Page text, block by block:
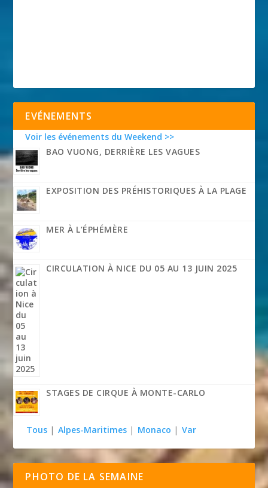
EVÉNEMENTS
Voir les événements du Weekend >>
BAO VUONG, DERRIÈRE LES VAGUES
EXPOSITION DES PRÉHISTORIQUES À LA PLAGE
MER À L’ÉPHÉMÈRE
CIRCULATION À NICE DU 05 AU 13 JUIN 2025
STAGES DE CIRQUE À MONTE-CARLO
Tous | Alpes-Maritimes | Monaco | Var
PHOTO DE LA SEMAINE